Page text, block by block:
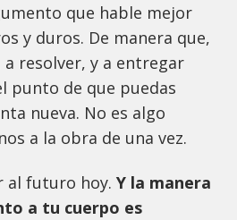
que hable mejor
y duros. De manera que,
resolver, y a entregar
punto de que puedas
nueva. No es algo
a la obra de una vez.
al futuro hoy. Y la manera
a tu cuerpo es